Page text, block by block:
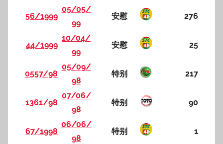
56/1999
05/05/
99
安慰 276
44/1999
10/04/
99
安慰 25
0557/98
05/09/
98
特别 217
1361/98
07/06/
98
特别 90
67/1998
06/06/
98
特别 1